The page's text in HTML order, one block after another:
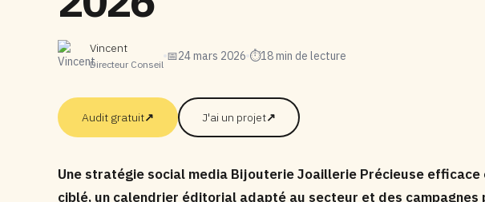
Vincent
Directeur Conseil
📅24 mars 2026 ⏱18 min de lecture
Audit gratuit↗ J'ai un projet↗
Une stratégie social media Bijouterie Joaillerie Précieuse efficace
ciblé, un calendrier éditorial adapté au secteur et des